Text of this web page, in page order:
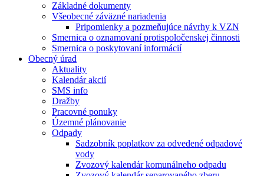
Základné dokumenty
Všeobecné záväzné nariadenia
Pripomienky a pozmeňujúce návrhy k VZN
Smernica o oznamovaní protispoločenskej činnosti
Smernica o poskytovaní informácií
Obecný úrad
Aktuality
Kalendár akcií
SMS info
Dražby
Pracovné ponuky
Územné plánovanie
Odpady
Sadzobník poplatkov za odvedené odpadové
vody
Zvozový kalendár komunálneho odpadu